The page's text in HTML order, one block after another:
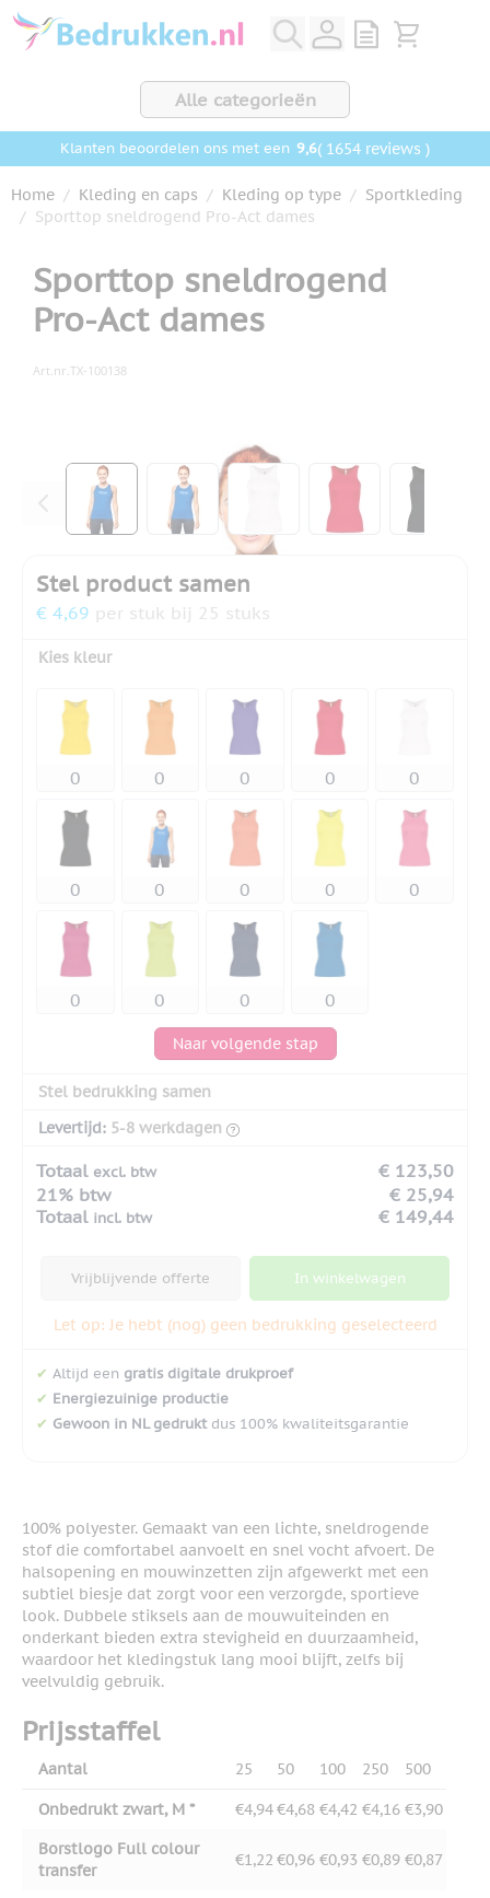
Ga naar de inhoud
View quote,
Bekijk
Alle categorieën
Klanten beoordelen ons met een 9,6( 1654 reviews )
Home / Kleding en caps / Kleding op type / Sportkleding
/ Sporttop sneldrogend Pro-Act dames
Sporttop sneldrogend
Pro-Act dames
Art.nr. TX-100138
Klik om afbeelding op volledig scherm te bekijken
View larger imageView larger imageView larger image
View larger
Stel product samen
€ 4,69 per stuk bij 25 stuks
Kies kleur
Naar volgende stap
Stel bedrukking samen
Levertijd: 5-8 werkdagen
Totaal excl. btw
€ 123,50
21% btw
€ 25,94
Totaal incl. btw € 149,44
Vrijblijvende offerte In winkelwagen
Let op: Je hebt (nog) geen bedrukking geselecteerd
✔ Altijd een gratis digitale drukproef
✔ Energiezuinige productie
✔ Gewoon in NL gedruktdus 100% kwaliteitsgarantie
100% polyester. Gemaakt van een lichte, sneldrogende
stof die comfortabel aanvoelt en snel vocht afvoert. De
halsopening en mouwinzetten zijn afgewerkt met een
subtiel biesje dat zorgt voor een verzorgde, sportieve
look. Dubbele stiksels aan de mouwuiteinden en
onderkant bieden extra stevigheid en duurzaamheid,
waardoor het kledingstuk lang mooi blijft, zelfs bij
veelvuldig gebruik.
Prijsstaffel
Aantal 25 50 100 250 500
Onbedrukt zwart, M * €4,94€4,68 €4,42 €4,16 €3,90
Borstlogo Full colour
transfer
€1,22 €0,96 €0,93 €0,89 €0,87